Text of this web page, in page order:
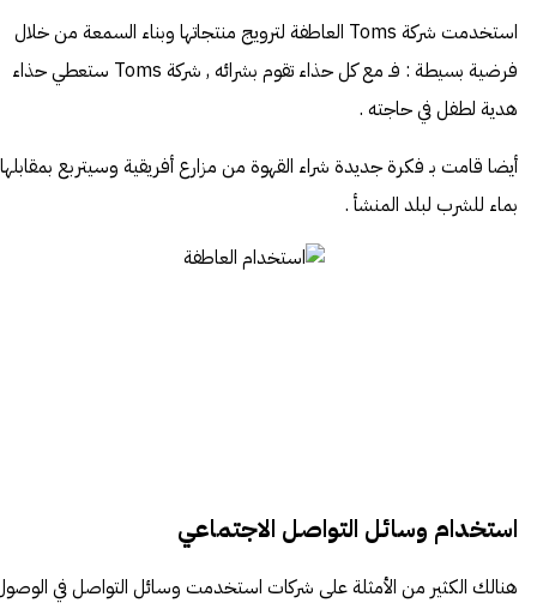
استخدمت شركة Toms العاطفة لترويج منتجاتها وبناء السمعة من خلال
فرضية بسيطة : فـ مع كل حذاء تقوم بشرائه , شركة Toms ستعطي حذاء
هدية لطفل في حاجته .
أيضا قامت بـ فكرة جديدة شراء القهوة من مزارع أفريقية وسيتربع بمقابلها
بماء للشرب لبلد المنشأ .
استخدام وسائل التواصل الاجتماعي
هنالك الكثير من الأمثلة على شركات استخدمت وسائل التواصل في